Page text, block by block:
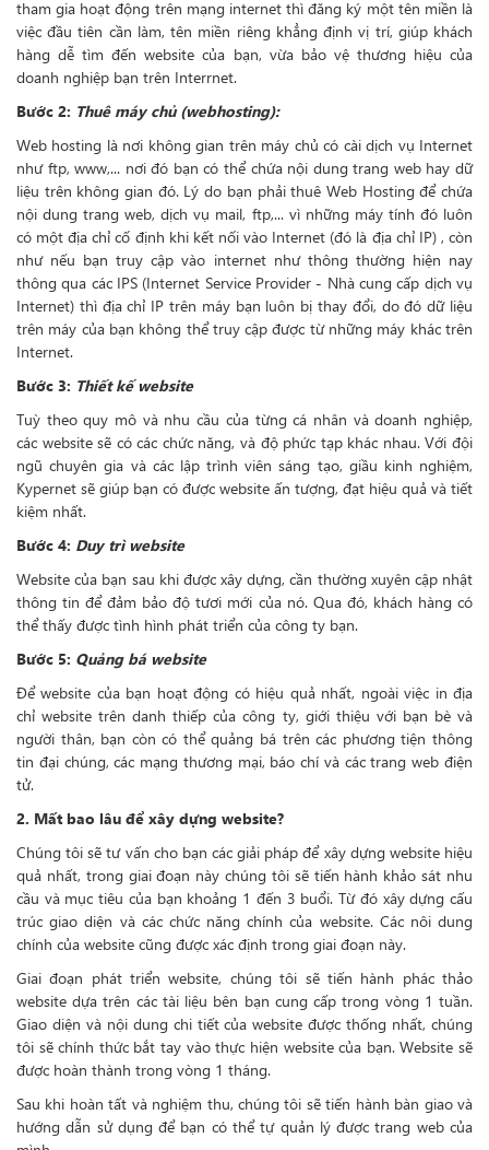
tham gia hoạt động trên mạng internet thì đăng ký một tên miền là
việc đầu tiên cần làm, tên miền riêng khẳng định vị trí, giúp khách
hàng dễ tìm đến website của bạn, vừa bảo vệ thương hiệu của
doanh nghiệp bạn trên Interrnet.
Bước 2: Thuê máy chủ (webhosting):
Web hosting là nơi không gian trên máy chủ có cài dịch vụ Internet
như ftp, www,... nơi đó bạn có thể chứa nội dung trang web hay dữ
liệu trên không gian đó. Lý do bạn phải thuê Web Hosting để chứa
nội dung trang web, dịch vụ mail, ftp,... vì những máy tính đó luôn
có một địa chỉ cố định khi kết nối vào Internet (đó là địa chỉ IP) , còn
như nếu bạn truy cập vào internet như thông thường hiện nay
thông qua các IPS (Internet Service Provider - Nhà cung cấp dịch vụ
Internet) thì địa chỉ IP trên máy bạn luôn bị thay đổi, do đó dữ liệu
trên máy của bạn không thể truy cập được từ những máy khác trên
Internet.
Bước 3: Thiết kế website
Tuỳ theo quy mô và nhu cầu của từng cá nhân và doanh nghiệp,
các website sẽ có các chức năng, và độ phức tạp khác nhau. Với đội
ngũ chuyên gia và các lập trình viên sáng tạo, giầu kinh nghiệm,
Kypernet sẽ giúp bạn có được website ấn tượng, đạt hiệu quả và tiết
kiệm nhất.
Bước 4: Duy trì website
Website của bạn sau khi được xây dựng, cần thường xuyên cập nhật
thông tin để đảm bảo độ tươi mới của nó. Qua đó, khách hàng có
thể thấy được tình hình phát triển của công ty bạn.
Bước 5: Quảng bá website
Để website của bạn hoạt động có hiệu quả nhất, ngoài việc in địa
chỉ website trên danh thiếp của công ty, giới thiệu với bạn bè và
người thân, bạn còn có thể quảng bá trên các phương tiện thông
tin đại chúng, các mạng thương mại, báo chí và các trang web điện
tử.
2. Mất bao lâu để xây dựng website?
Chúng tôi sẽ tư vấn cho bạn các giải pháp để xây dựng website hiệu
quả nhất, trong giai đoạn này chúng tôi sẽ tiến hành khảo sát nhu
cầu và mục tiêu của bạn khoảng 1 đến 3 buổi. Từ đó xây dựng cấu
trúc giao diện và các chức năng chính của website. Các nôi dung
chính của website cũng được xác định trong giai đoạn này.
Giai đoạn phát triển website, chúng tôi sẽ tiến hành phác thảo
website dựa trên các tài liệu bên bạn cung cấp trong vòng 1 tuần.
Giao diện và nội dung chi tiết của website được thống nhất, chúng
tôi sẽ chính thức bắt tay vào thực hiện website của bạn. Website sẽ
được hoàn thành trong vòng 1 tháng.
Sau khi hoàn tất và nghiệm thu, chúng tôi sẽ tiến hành bàn giao và
hướng dẫn sử dụng để bạn có thể tự quản lý được trang web của